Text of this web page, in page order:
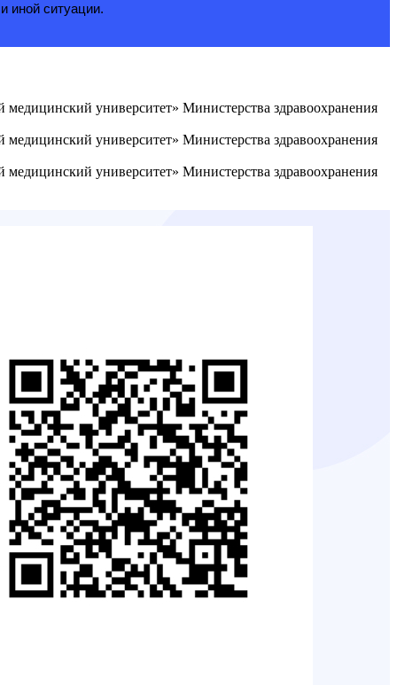
иной ситуации.
медицинский университет» Министерства здравоохранения
медицинский университет» Министерства здравоохранения
медицинский университет» Министерства здравоохранения